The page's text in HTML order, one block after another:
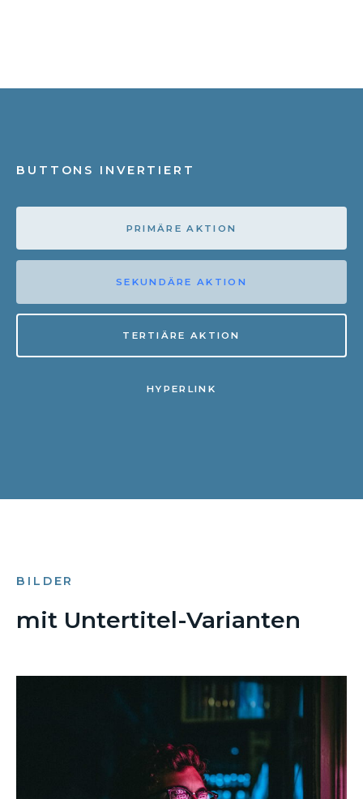
BUTTONS INVERTIERT
PRIMÄRE AKTION
SEKUNDÄRE AKTION
TERTIÄRE AKTION
HYPERLINK
BILDER
mit Untertitel-Varianten